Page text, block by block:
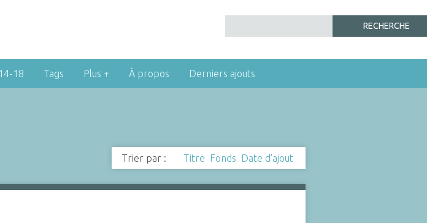
18 Tags Plus + À propos Derniers ajouts
Trier par : Titre Fonds Date d'ajout